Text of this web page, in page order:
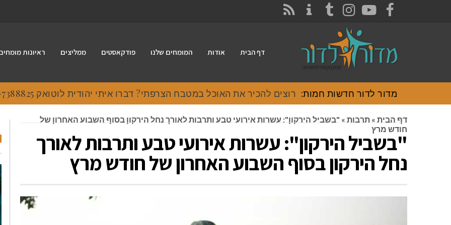
FACEBOOK
YOUTUBE
INSTAGRAM
TUMBLR
דף הבית אודות המומחים שלנו פודקאסטים ממליצים ראיונות
מדור לדור חדשות חמות: רוצים להכיר את האוכל במטבח הצרפתי? דברו איתי יהודית לוטואק 054-7388825.
דף הבית » תרבות » "בשביל הירקון": עשרות אירועי טבע ותרבות לאורך נחל הירקון בסוף השבוע האחרון של
חודש מרץ
"בשביל הירקון": עשרות אירועי טבע ותרבות לאורך
נחל הירקון בסוף השבוע האחרון של חודש מרץ